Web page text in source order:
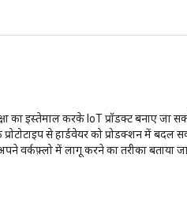
का इस्तेमाल करके IoT प्रॉडक्ट बनाए
से हार्डवेयर को प्रोडक्शन में बदल
वर्कफ़्लो में लागू करने का तरीका बताया